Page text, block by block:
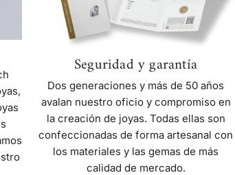
Seguridad y garantía
Dos generaciones y más de 50 años
avalan nuestro oficio y compromiso en
la creación de joyas. Todas ellas son
confeccionadas de forma artesanal con
los materiales y las gemas de más
calidad de mercado.